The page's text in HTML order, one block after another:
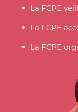
La FCPE
La FCPE
La FCPE